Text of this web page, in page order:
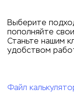
Выберите
пополняйте
Станьте нашим
удобством
Файл к